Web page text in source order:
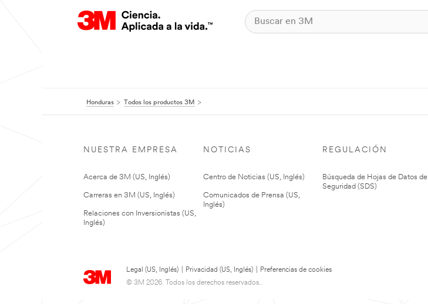
Honduras Todos los productos 3M
NUESTRA EMPRESA
Acerca de 3M (US, Inglés)
Carreras en 3M (US, Inglés)
Relaciones con Inversionistas (US,
Inglés)
NOTICIAS
Centro de Noticias (US, Inglés)
Comunicados de Prensa (US,
Inglés)
REGULACIÓN
Búsqueda de Hojas de Datos de
Seguridad (SDS)
Legal (US, Inglés) Privacidad (US, Inglés)
Preferencias de cookies
© 3M 2026. Todos los derechos reservados..